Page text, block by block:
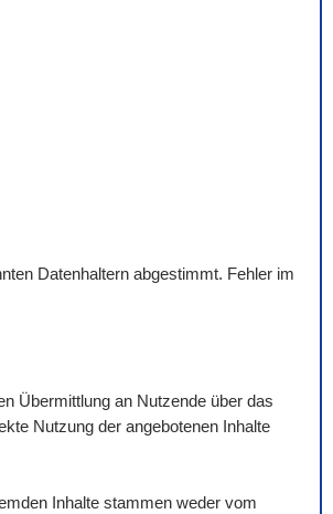
Datenhaltern abgestimmt. Fehler im
Übermittlung an Nutzende über das
Nutzung der angebotenen Inhalte
Inhalte stammen weder vom